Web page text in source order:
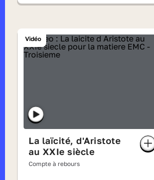
Vidéo
La laïcité, d'Aristote
au XXIe siècle
Compte à rebours